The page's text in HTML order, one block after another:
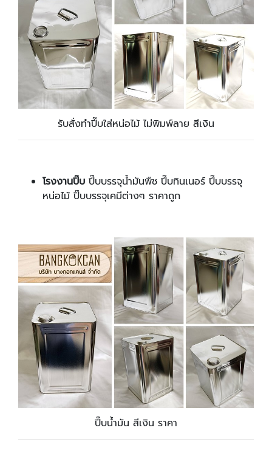
รับสั่งทำปี๊บใส่หน่อไม้ ไม่พิมพ์ลาย สีเงิน
โรงงานปิ๊บ ปี๊บบรรจุน้ำมันพืช ปี๊บทินเนอร์ ปี๊บบรรจุ
หน่อไม้ ปิ๊บบรรจุเคมีต่างๆ ราคาถูก
ปี๊บน้ำมัน สีเงิน ราคา